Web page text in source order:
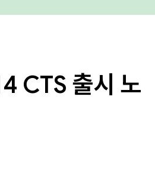
CTS 출시 노